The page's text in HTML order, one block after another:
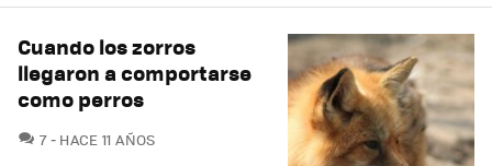
Cuando los zorros
llegaron a comportarse
como perros
7COMENTARIOS
HACE 11 AÑOS